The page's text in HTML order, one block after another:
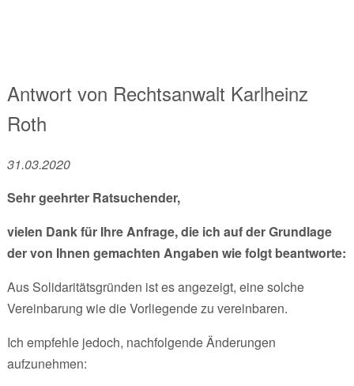
Antwort von Rechtsanwalt Karlheinz
Roth
31.03.2020
Sehr geehrter Ratsuchender,
vielen Dank für Ihre Anfrage, die ich auf der Grundlage
der von Ihnen gemachten Angaben wie folgt beantworte:
Aus Solidaritätsgründen ist es angezeigt, eine solche
Vereinbarung wie die Vorliegende zu vereinbaren.
Ich empfehle jedoch, nachfolgende Änderungen
aufzunehmen: